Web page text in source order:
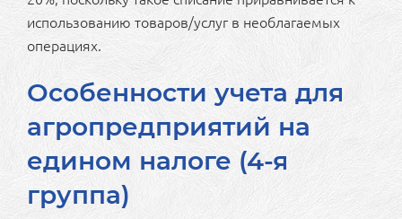
использованию товаров/услуг в необлагаемых
операциях.
Особенности учета для
агропредприятий на
едином налоге (4-я
группа)